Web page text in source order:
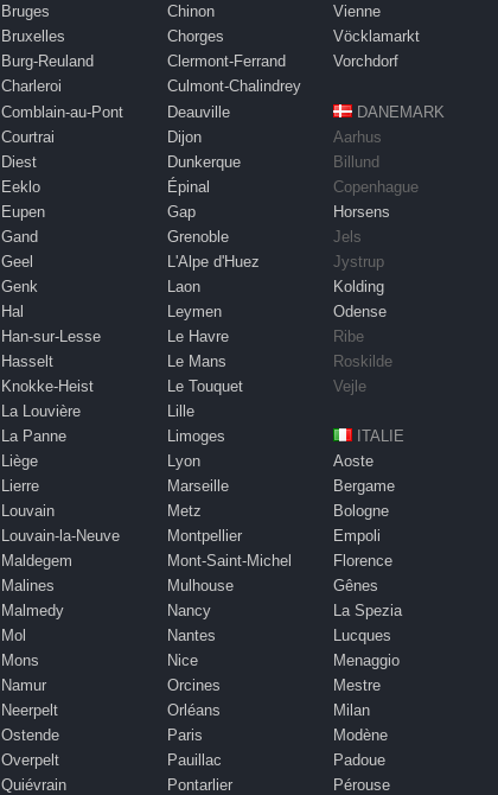
Bruges
Bruxelles
Burg-Reuland
Charleroi
Comblain-au-Pont
Courtrai
Diest
Eeklo
Eupen
Gand
Geel
Genk
Hal
Han-sur-Lesse
Hasselt
Knokke-Heist
La Louvière
La Panne
Liège
Lierre
Louvain
Louvain-la-Neuve
Maldegem
Malines
Malmedy
Mol
Mons
Namur
Neerpelt
Ostende
Overpelt
Quiévrain
Chinon
Chorges
Clermont-Ferrand
Culmont-Chalindrey
Deauville
Dijon
Dunkerque
Épinal
Gap
Grenoble
L'Alpe d'Huez
Laon
Leymen
Le Havre
Le Mans
Le Touquet
Lille
Limoges
Lyon
Marseille
Metz
Montpellier
Mont-Saint-Michel
Mulhouse
Nancy
Nantes
Nice
Orcines
Orléans
Paris
Pauillac
Pontarlier
Vienne
Vöcklamarkt
Vorchdorf
DANEMARK
Aarhus
Billund
Copenhague
Horsens
Jels
Jystrup
Kolding
Odense
Ribe
Roskilde
Vejle
ITALIE
Aoste
Bergame
Bologne
Empoli
Florence
Gênes
La Spezia
Lucques
Menaggio
Mestre
Milan
Modène
Padoue
Pérouse